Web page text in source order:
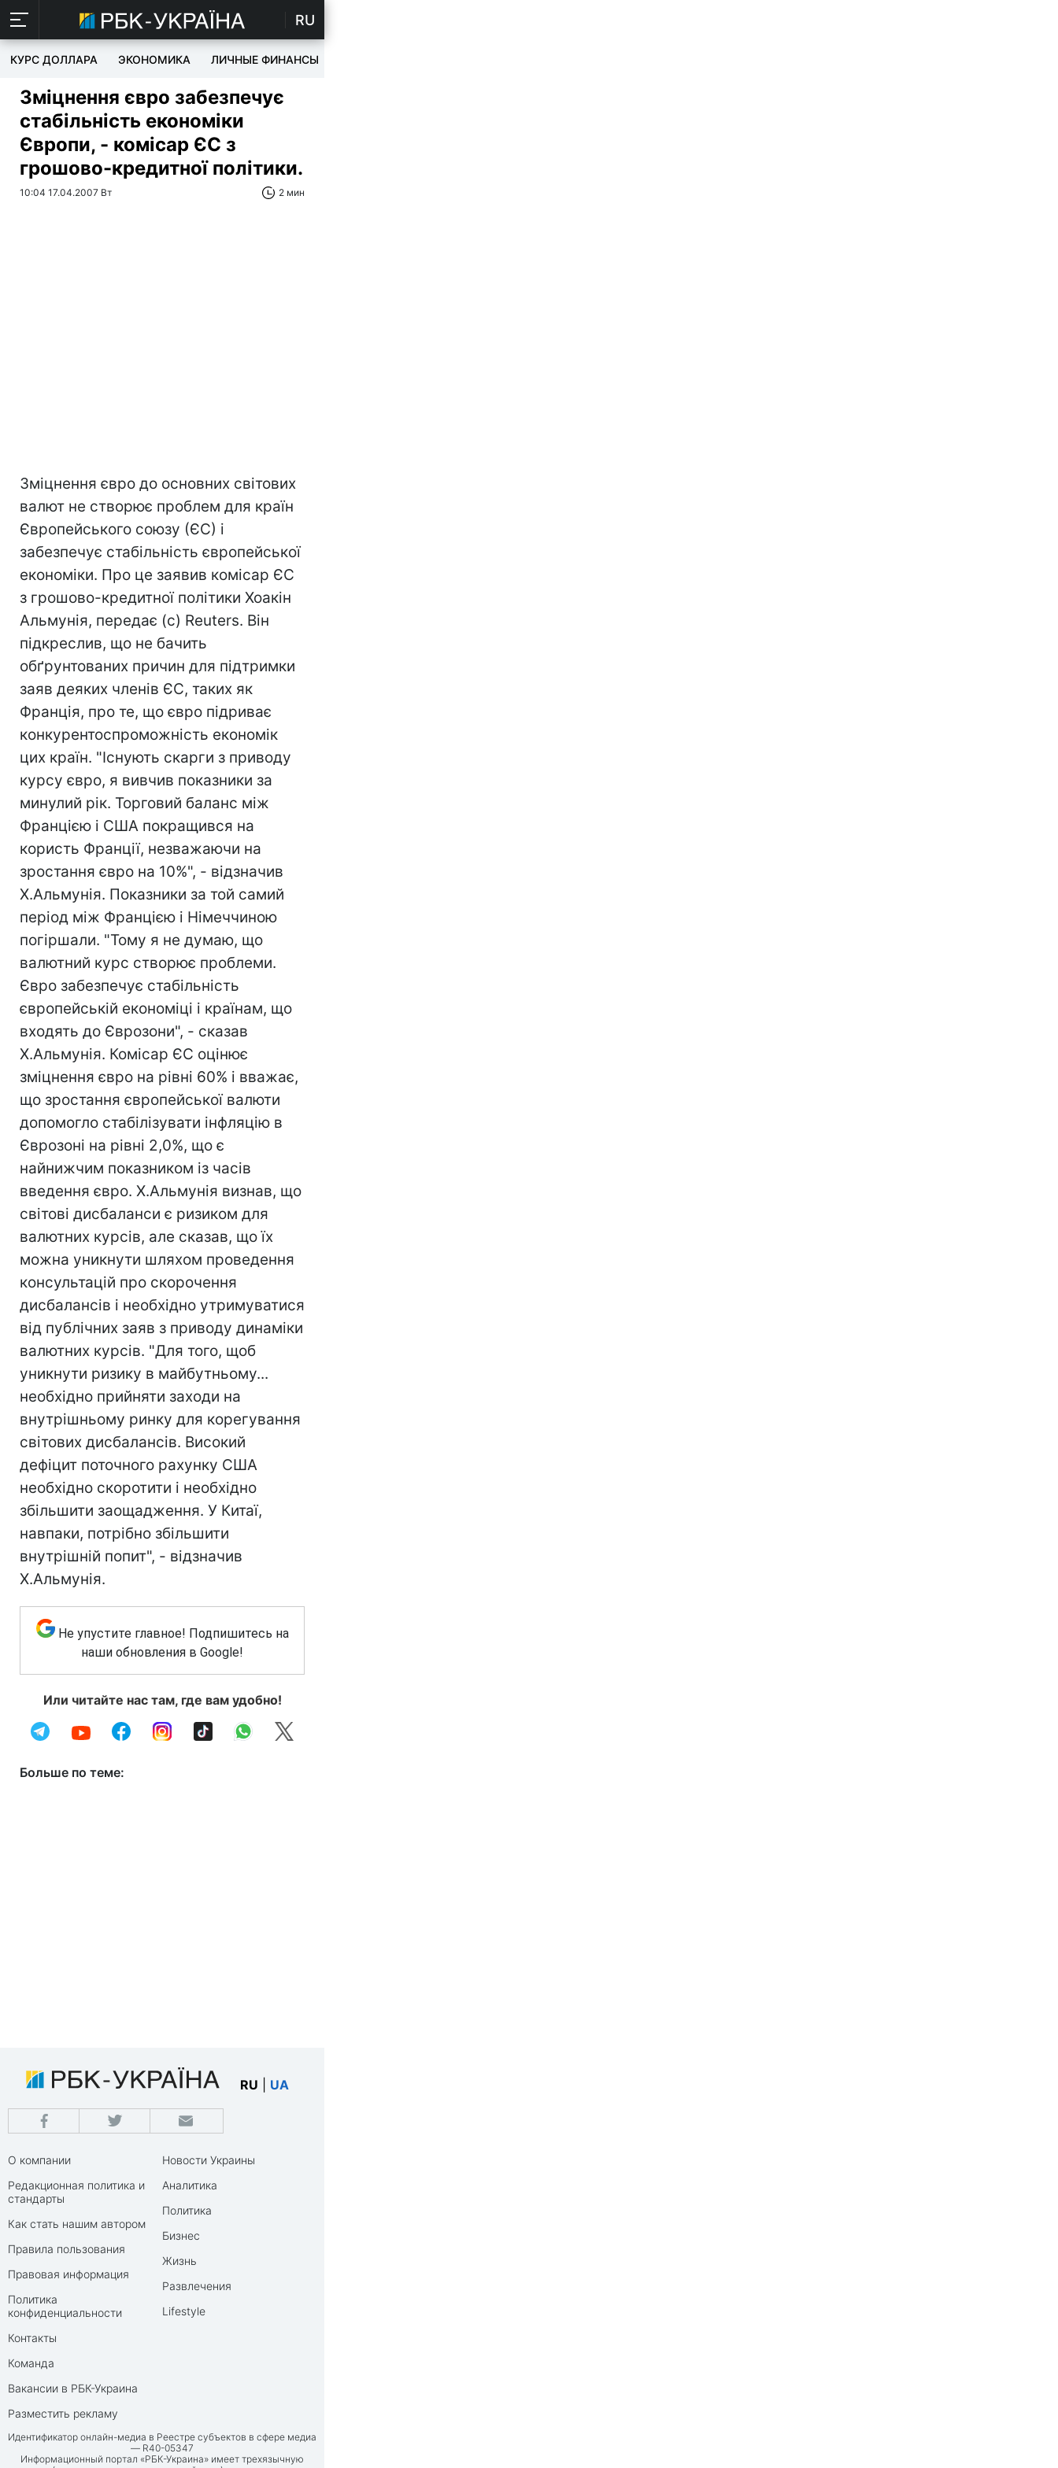
RU
КУРС ДОЛЛАРА ЭКОНОМИКА ЛИЧНЫЕ ФИНАНСЫ
Зміцнення євро забезпечує
стабільність економіки
Європи, - комісар ЄС з
грошово-кредитної політики.
10:04 17.04.2007 Вт 2 мин
Зміцнення євро до основних світових
валют не створює проблем для країн
Європейського союзу (ЄС) і
забезпечує стабільність європейської
економіки. Про це заявив комісар ЄС
з грошово-кредитної політики Хоакін
Альмунія, передає (с) Reuters. Він
підкреслив, що не бачить
обґрунтованих причин для підтримки
заяв деяких членів ЄС, таких як
Франція, про те, що євро підриває
конкурентоспроможність економік
цих країн. "Існують скарги з приводу
курсу євро, я вивчив показники за
минулий рік. Торговий баланс між
Францією і США покращився на
користь Франції, незважаючи на
зростання євро на 10%", - відзначив
Х.Альмунія. Показники за той самий
період між Францією і Німеччиною
погіршали. "Тому я не думаю, що
валютний курс створює проблеми.
Євро забезпечує стабільність
європейській економіці і країнам, що
входять до Єврозони", - сказав
Х.Альмунія. Комісар ЄС оцінює
зміцнення євро на рівні 60% і вважає,
що зростання європейської валюти
допомогло стабілізувати інфляцію в
Єврозоні на рівні 2,0%, що є
найнижчим показником із часів
введення євро. Х.Альмунія визнав, що
світові дисбаланси є ризиком для
валютних курсів, але сказав, що їх
можна уникнути шляхом проведення
консультацій про скорочення
дисбалансів і необхідно утримуватися
від публічних заяв з приводу динаміки
валютних курсів. "Для того, щоб
уникнути ризику в майбутньому...
необхідно прийняти заходи на
внутрішньому ринку для корегування
світових дисбалансів. Високий
дефіцит поточного рахунку США
необхідно скоротити і необхідно
збільшити заощадження. У Китаї,
навпаки, потрібно збільшити
внутрішній попит", - відзначив
Х.Альмунія.
Не упустите главное! Подпишитесь на
наши обновления в Google!
Или читайте нас там, где вам удобно!
Больше по теме:
RU UA
О компании
Редакционная политика и
стандарты
Как стать нашим автором
Правила пользования
Правовая информация
Политика
конфиденциальности
Контакты
Команда
Вакансии в РБК-Украина
Разместить рекламу
Новости Украины
Аналитика
Политика
Бизнес
Жизнь
Развлечения
Lifestyle
Идентификатор онлайн-медиа в Реестре субъектов в сфере медиа
— R40-05347
Информационный портал «РБК-Украина» имеет трехязычную